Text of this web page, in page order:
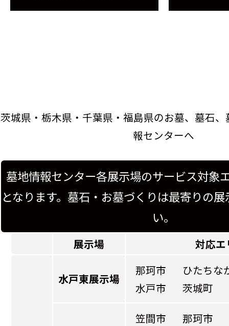
茨城県・栃木県・千葉県・福島県のお墓、墓石
報センターへ
墓地情報センター各展示場のサービス対象
となります。墓石・お墓づくりは最寄りの
い。
展示場 対応エ
水戸東展示場
那珂市
ひたちな
水戸市
茨城町
笠間市
那珂市